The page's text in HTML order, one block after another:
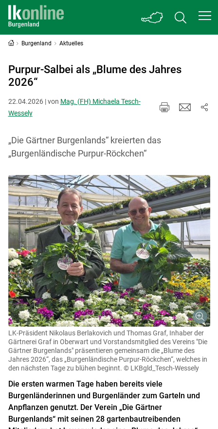
Burgenland Aktuelles
Purpur-Salbei als „Blume des Jahres
2026“
22.04.2026 | von Mag. (FH) Michaela Tesch-
Wessely
„Die Gärtner Burgenlands“ kreierten das
„Burgenländische Purpur-Röckchen“
LK-Präsident Nikolaus Berlakovich und Thomas Graf, Inhaber der
Gärtnerei Graf in Oberwart und Vorstandsmitglied des Vereins "Die
Gärtner Burgenlands" präsentieren gemeinsam die „Blume des
Jahres 2026“, das „Burgenländische Purpur-Röckchen“, welches in
den nächsten Tage zu blühen beginnt. © LKBgld_Tesch-Wessely
Die ersten warmen Tage haben bereits viele
Burgenländerinnen und Burgenländer zum Garteln und
Anpflanzen genutzt. Der Verein „Die Gärtner
Burgenlands“ mit seinen 28 gartenbautreibenden